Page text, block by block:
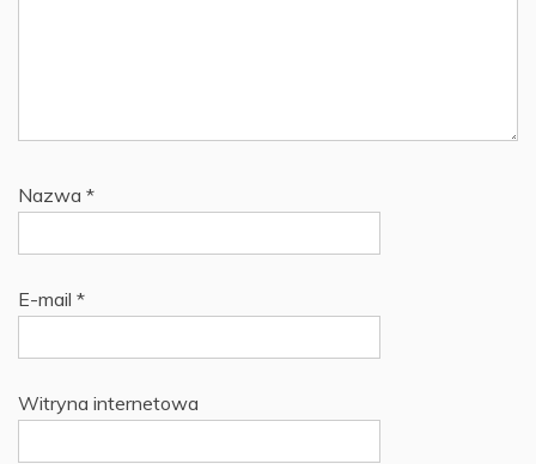
Nazwa *
E-mail *
Witryna internetowa